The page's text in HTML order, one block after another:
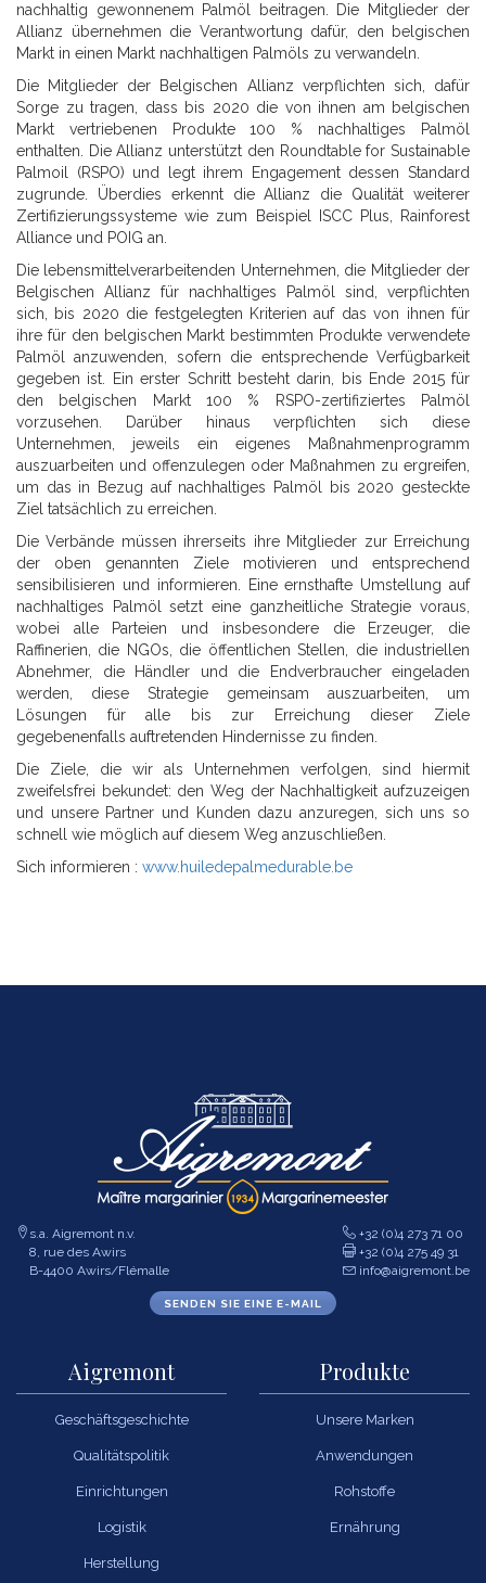
nachhaltig gewonnenem Palmöl beitragen. Die Mitglieder der
Allianz übernehmen die Verantwortung dafür, den belgischen
Markt in einen Markt nachhaltigen Palmöls zu verwandeln.
Die Mitglieder der Belgischen Allianz verpflichten sich, dafür
Sorge zu tragen, dass bis 2020 die von ihnen am belgischen
Markt vertriebenen Produkte 100 % nachhaltiges Palmöl
enthalten. Die Allianz unterstützt den Roundtable for Sustainable
Palmoil (RSPO) und legt ihrem Engagement dessen Standard
zugrunde. Überdies erkennt die Allianz die Qualität weiterer
Zertifizierungssysteme wie zum Beispiel ISCC Plus, Rainforest
Alliance und POIG an.
Die lebensmittelverarbeitenden Unternehmen, die Mitglieder der
Belgischen Allianz für nachhaltiges Palmöl sind, verpflichten
sich, bis 2020 die festgelegten Kriterien auf das von ihnen für
ihre für den belgischen Markt bestimmten Produkte verwendete
Palmöl anzuwenden, sofern die entsprechende Verfügbarkeit
gegeben ist. Ein erster Schritt besteht darin, bis Ende 2015 für
den belgischen Markt 100 % RSPO-zertifiziertes Palmöl
vorzusehen. Darüber hinaus verpflichten sich diese
Unternehmen, jeweils ein eigenes Maßnahmenprogramm
auszuarbeiten und offenzulegen oder Maßnahmen zu ergreifen,
um das in Bezug auf nachhaltiges Palmöl bis 2020 gesteckte
Ziel tatsächlich zu erreichen.
Die Verbände müssen ihrerseits ihre Mitglieder zur Erreichung
der oben genannten Ziele motivieren und entsprechend
sensibilisieren und informieren. Eine ernsthafte Umstellung auf
nachhaltiges Palmöl setzt eine ganzheitliche Strategie voraus,
wobei alle Parteien und insbesondere die Erzeuger, die
Raffinerien, die NGOs, die öffentlichen Stellen, die industriellen
Abnehmer, die Händler und die Endverbraucher eingeladen
werden, diese Strategie gemeinsam auszuarbeiten, um
Lösungen für alle bis zur Erreichung dieser Ziele
gegebenenfalls auftretenden Hindernisse zu finden.
Die Ziele, die wir als Unternehmen verfolgen, sind hiermit
zweifelsfrei bekundet: den Weg der Nachhaltigkeit aufzuzeigen
und unsere Partner und Kunden dazu anzuregen, sich uns so
schnell wie möglich auf diesem Weg anzuschließen.
Sich informieren : www.huiledepalmedurable.be
s.a. Aigremont n.v.
8, rue des Awirs
B-4400 Awirs/Flémalle
+32 (0)4 273 71 00
+32 (0)4 275 49 31
info@aigremont.be
SENDEN SIE EINE E-MAIL
Aigremont
Geschäftsgeschichte
Qualitätspolitik
Einrichtungen
Logistik
Herstellung
Produkte
Unsere Marken
Anwendungen
Rohstoffe
Ernährung